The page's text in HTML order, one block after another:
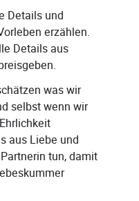
Details und
erzählen.
Details aus
was wir
selbst wenn wir
aus Liebe und
tun, damit